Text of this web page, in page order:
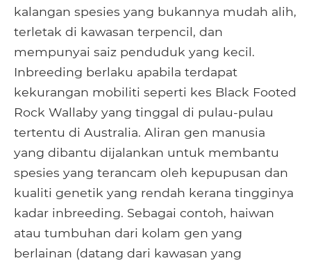
kalangan spesies yang bukannya mudah alih,
terletak di kawasan terpencil, dan
mempunyai saiz penduduk yang kecil.
Inbreeding berlaku apabila terdapat
kekurangan mobiliti seperti kes Black Footed
Rock Wallaby yang tinggal di pulau-pulau
tertentu di Australia. Aliran gen manusia
yang dibantu dijalankan untuk membantu
spesies yang terancam oleh kepupusan dan
kualiti genetik yang rendah kerana tingginya
kadar inbreeding. Sebagai contoh, haiwan
atau tumbuhan dari kolam gen yang
berlainan (datang dari kawasan yang